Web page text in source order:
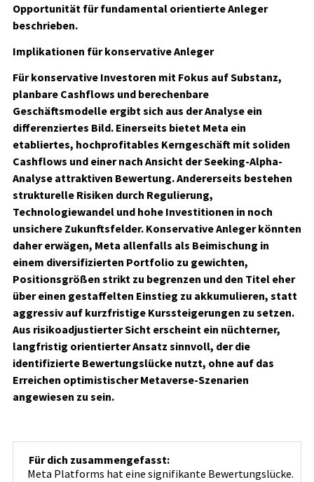
Opportunität für fundamental orientierte Anleger
beschrieben.
Implikationen für konservative Anleger
Für konservative Investoren mit Fokus auf Substanz,
planbare Cashflows und berechenbare
Geschäftsmodelle ergibt sich aus der Analyse ein
differenziertes Bild. Einerseits bietet Meta ein
etabliertes, hochprofitables Kerngeschäft mit soliden
Cashflows und einer nach Ansicht der Seeking-Alpha-
Analyse attraktiven Bewertung. Andererseits bestehen
strukturelle Risiken durch Regulierung,
Technologiewandel und hohe Investitionen in noch
unsichere Zukunftsfelder. Konservative Anleger könnten
daher erwägen, Meta allenfalls als Beimischung in
einem diversifizierten Portfolio zu gewichten,
Positionsgrößen strikt zu begrenzen und den Titel eher
über einen gestaffelten Einstieg zu akkumulieren, statt
aggressiv auf kurzfristige Kurssteigerungen zu setzen.
Aus risikoadjustierter Sicht erscheint ein nüchterner,
langfristig orientierter Ansatz sinnvoll, der die
identifizierte Bewertungslücke nutzt, ohne auf das
Erreichen optimistischer Metaverse-Szenarien
angewiesen zu sein.
Für dich zusammengefasst:
Meta Platforms hat eine signifikante Bewertungslücke.